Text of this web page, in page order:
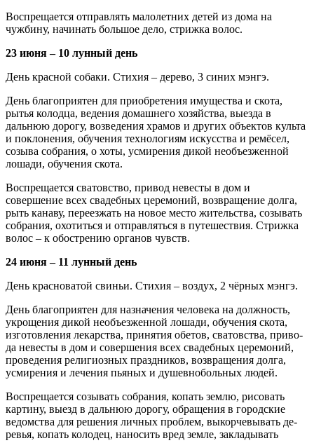
Воспрещается отправлять малолетних детей из дома на
чужбину, начинать большое дело, стрижка волос.
23 июня – 10 лунный день
День красной собаки. Стихия – дерево, 3 си­них мэнгэ.
День благоприятен для приобретения иму­щества и скота,
рытья колодца, ведения до­машнего хозяйства, выезда в
дальнюю дорогу, возведения храмов и других объектов культа
и поклонения, обучения технологиям искусства и ремёсел,
созыва собрания, о хоты, усмирения дикой необъезженной
лошади, обучения скота.
Воспрещается сватовство, привод неве­сты в дом и
совершение всех свадебных цере­моний, возвращение долга,
рыть канаву, пере­езжать на новое место жительства, созывать
собрания, охотиться и отправляться в путе­шествия. Стрижка
волос – к обострению орга­нов чувств.
24 июня – 11 лунный день
День красноватой свиньи. Стихия – воздух, 2 чёрных мэнгэ.
День благоприятен для назначения чело­века на должность,
укрощения дикой необъез­женной лошади, обучения скота,
изготовления лекарства, принятия обетов, сватовства, приво­
да невесты в дом и совершения всех свадебных церемоний,
проведения религиозных праздни­ков, возвращения долга,
усмирения и лечения пьяных и душевнобольных людей.
Воспрещается созывать собрания, копать землю, рисовать
картину, выезд в дальнюю дорогу, обращения в городские
ведомства для решения личных проблем, выкорчевывать де­
ревья, копать колодец, наносить вред земле, закладывать